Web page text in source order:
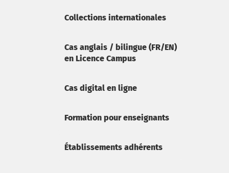
Collections internationales
Cas anglais / bilingue (FR/EN)
en Licence Campus
Cas digital en ligne
Formation pour enseignants
Établissements adhérents